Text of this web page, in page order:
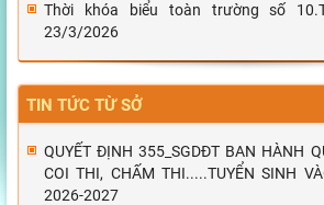
Thời khóa biểu toàn trường số
23/3/2026
TIN TỨC TỪ SỞ
QUYẾT ĐỊNH 355_SGDĐT BAN HÀNH
COI THI, CHẤM THI.....TUYỂN SINH
2026-2027